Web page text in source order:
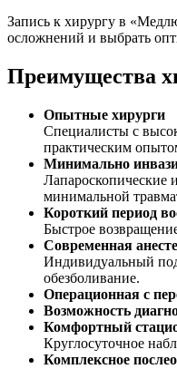
Запись к хирургу в
осложнений и выбрать
Преимущества
Опытные хирурги
Специалисты с
практическим
Минимально
Лапароскопические
минимальной
Короткий период
Быстрое
Современная
Индивидуальный
обезболивание.
Операционная с
Возможность
Комфортный
Круглосуточное
Комплексное